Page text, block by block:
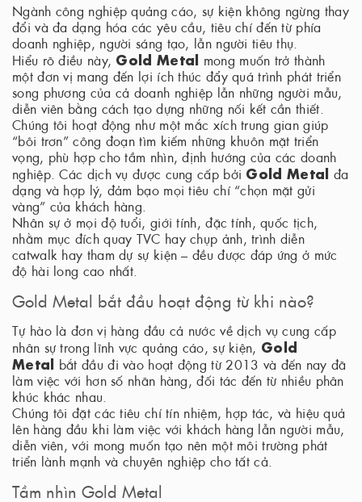
Ngành công nghiệp quảng cáo, sự kiện không ngừng thay
đổi và đa dạng hóa các yêu cầu, tiêu chí đến từ phía
doanh nghiệp, người sáng tạo, lẫn người tiêu thụ.
Hiểu rõ điều này, Gold Metal mong muốn trở thành
một đơn vị mang đến lợi ích thúc đẩy quá trình phát triển
song phương của cả doanh nghiệp lẫn những người mẫu,
diễn viên bằng cách tạo dựng những nối kết cần thiết.
Chúng tôi hoạt động như một mắc xích trung gian giúp
“bôi trơn” công đoạn tìm kiếm những khuôn mặt triển
vọng, phù hợp cho tầm nhìn, định hướng của các doanh
nghiệp. Các dịch vụ được cung cấp bởi Gold Metal đa
dạng và hợp lý, đảm bạo mọi tiêu chí “chọn mặt gửi
vàng” của khách hàng.
Nhân sự ở mọi độ tuổi, giới tính, đặc tính, quốc tịch,
nhằm mục đích quay TVC hay chụp ảnh, trình diễn
catwalk hay tham dự sự kiện – đều được đáp ứng ở mức
độ hài long cao nhất.
Gold Metal bắt đầu hoạt động từ khi nào?
Tự hào là đơn vị hàng đầu cả nước về dịch vụ cung cấp
nhân sự trong lĩnh vực quảng cáo, sự kiện, Gold
Metal bắt đầu đi vào hoạt động từ 2013 và đến nay đã
làm việc với hơn số nhãn hàng, đối tác đến từ nhiều phân
khúc khác nhau.
Chúng tôi đặt các tiêu chí tín nhiệm, hợp tác, và hiệu quả
lên hàng đầu khi làm việc với khách hàng lẫn người mẫu,
diễn viên, với mong muốn tạo nên một môi trường phát
triển lành mạnh và chuyên nghiệp cho tất cả.
Tầm nhìn Gold Metal